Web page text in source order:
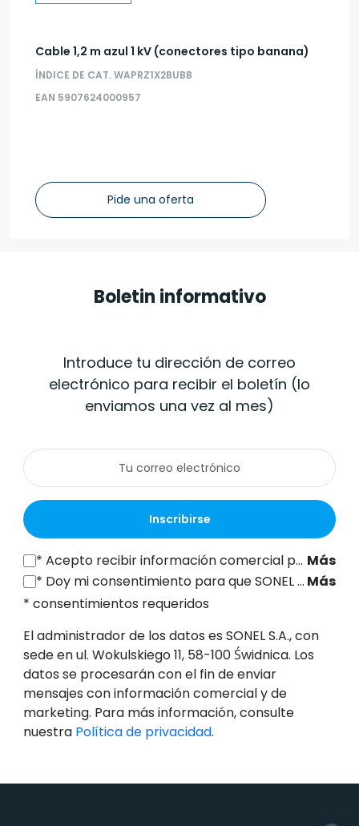
Cable 1,2 m azul 1 kV (conectores tipo banana)
ÍNDICE DE CAT. WAPRZ1X2BUBB
EAN 5907624000957
Pide una oferta
Boletin informativo
Introduce tu dirección de correo
electrónico para recibir el boletín (lo
enviamos una vez al mes)
Inscribirse
*Acepto recibir información comercial por vía electrónica (a la dirección de correo electrónico indicada) de SONEL S.A., con sede en ul. Wokulskiego 11, 58-100 Świdnica, con fines de marketing, de conformidad con el artículo 398 de la Ley de 12 de julio de 2024 sobre el Derecho de las Comunicaciones Electrónicas.
Más
* Doy mi consentimiento para que SONEL S.A., con sede en ul. Wokulskiego 11, 58-100 Świdnica, procese mis datos personales (dirección de correo electrónico) con el fin de enviarme un boletín informativo con información comercial y de marketing, de conformidad con el artículo 6, apartado 1, letra a), del Reglamento General de Protección de Datos (RGPD). Más
* consentimientos requeridos
El administrador de los datos es SONEL S.A., con
sede en ul. Wokulskiego 11, 58-100 Świdnica. Los
datos se procesarán con el fin de enviar
mensajes con información comercial y de
marketing. Para más información, consulte
nuestra Política de privacidad.